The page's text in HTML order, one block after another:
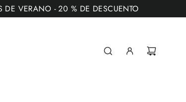
VERANO - 20 % DE DESCUENTO